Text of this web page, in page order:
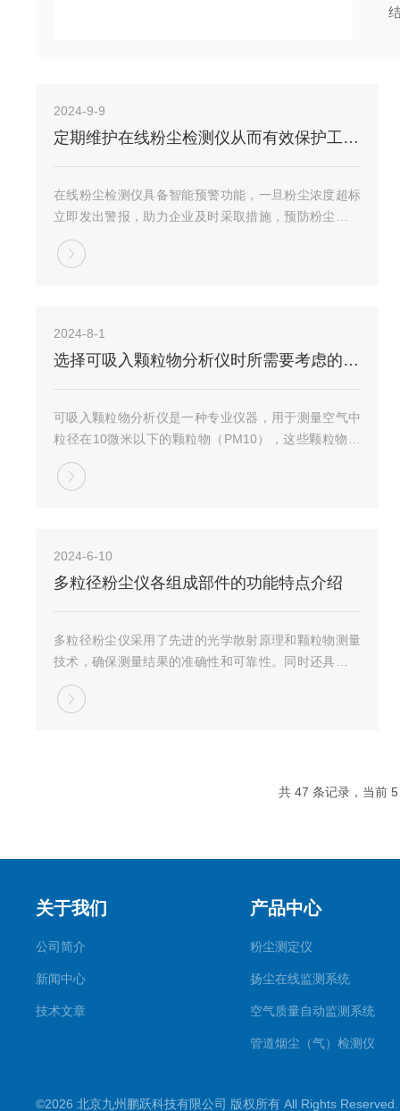
2024-9-9
定期维护在线粉尘检测仪从而有效保护工作环境
在线粉尘检测仪具备智能预警功能，一旦粉尘浓度超标
立即发出警报，助力企业及时采取措施，预防粉尘爆炸
及职业病风险。同时，支持远程监控与数据上传，便于
管理人员随时随地掌握现场环境状况，优化生产流程，
2024-8-1
选择可吸入颗粒物分析仪时所需要考虑的关键因素介绍
可吸入颗粒物分析仪是一种专业仪器，用于测量空气中
粒径在10微米以下的颗粒物（PM10），这些颗粒物可
对人体健康产生显著影响。该仪器采用光散射法，能够
实时给出可吸入颗粒物的读数，并符合国家相关检测要
2024-6-10
多粒径粉尘仪各组成部件的功能特点介绍
多粒径粉尘仪采用了先进的光学散射原理和颗粒物测量
技术，确保测量结果的准确性和可靠性。同时还具备实
时报警功能，当粉尘浓度超过设定的阈值时，能够发出
声光报警信号，及时提醒用户采取相应的措施。此外，
共 47 条记录，当前
关于我们
公司简介
新闻中心
技术文章
产品中心
粉尘测定仪
扬尘在线监测系统
空气质量自动监测系统
管道烟尘（气）检测仪
©2026 北京九州鹏跃科技有限公司 版权所有 All Rights